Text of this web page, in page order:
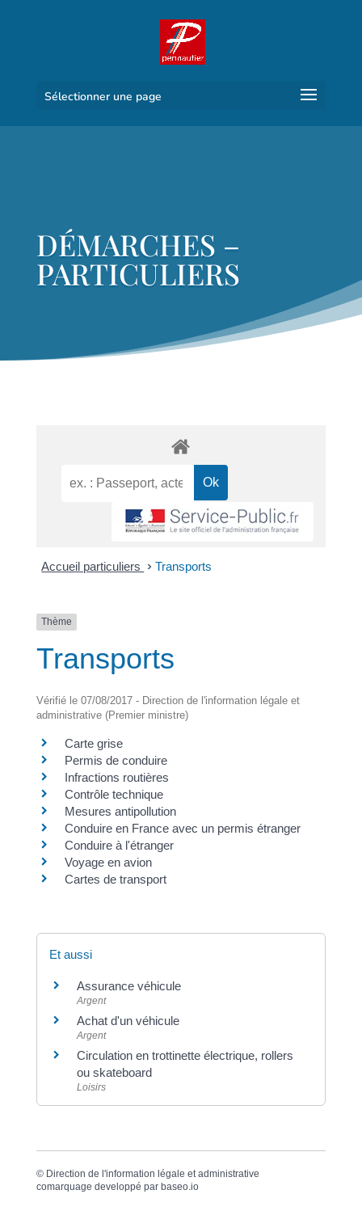
Sélectionner une page
DÉMARCHES –
PARTICULIERS
Accueil particuliers > Transports
Thème
Transports
Vérifié le 07/08/2017 - Direction de l'information légale et
administrative (Premier ministre)
Carte grise
Permis de conduire
Infractions routières
Contrôle technique
Mesures antipollution
Conduire en France avec un permis étranger
Conduire à l'étranger
Voyage en avion
Cartes de transport
Et aussi
Assurance véhicule
Argent
Achat d'un véhicule
Argent
Circulation en trottinette électrique, rollers
ou skateboard
Loisirs
© Direction de l'information légale et administrative
comarquage developpé par baseo.io